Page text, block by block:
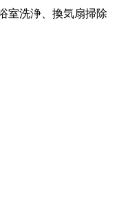
室洗浄、換気扇掃除